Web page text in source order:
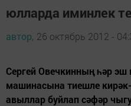
юлларда иминлек
автор, 26 октябрь 2012 -
Сергей Овечкинның һәр
машинасына тиешле
авыллар буйлап сәфәр